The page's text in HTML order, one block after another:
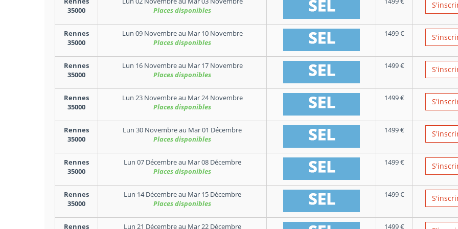
35000
Places disponibles
Rennes
35000
Lun 09 Novembreau Mar 10 Novembre
Places disponibles
1499€
Rennes
35000
Lun 16 Novembreau Mar 17 Novembre
Places disponibles
1499€
Rennes
35000
Lun 23 Novembreau Mar 24 Novembre
Places disponibles
1499€
Rennes
35000
Lun 30 Novembreau Mar 01 Décembre
Places disponibles
1499€
Rennes
35000
Lun 07 Décembreau Mar 08 Décembre
Places disponibles
1499€
Rennes
35000
Lun 14 Décembreau Mar 15 Décembre
Places disponibles
1499€
Rennes Lun 21 Décembreau Mar 22 Décembre 1499€